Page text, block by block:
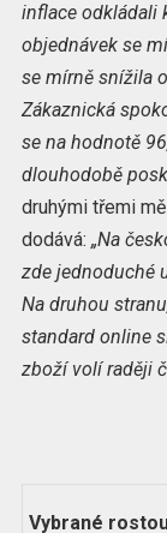
inflace odkládali
objednávek se
se mírně snížila
Zákaznická
se na hodnotě
dlouhodobě
druhými třemi
dodává: „Na
zde jednoduché
Na druhou
standard online
zboží volí raději
Vybrané